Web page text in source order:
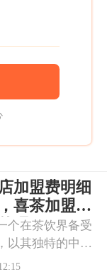
加盟费明细
喜茶加盟条
呢
在茶饮界备受
以其独特的中式
厚的文化底蕴，